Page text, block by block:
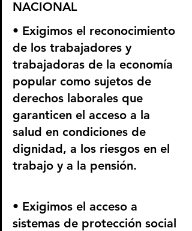
NACIONAL
• Exigimos el reconocimiento
de los trabajadores y
trabajadoras de la economía
popular como sujetos de
derechos laborales que
garanticen el acceso a la
salud en condiciones de
dignidad, a los riesgos en el
trabajo y a la pensión.
• Exigimos el acceso a
sistemas de protección social